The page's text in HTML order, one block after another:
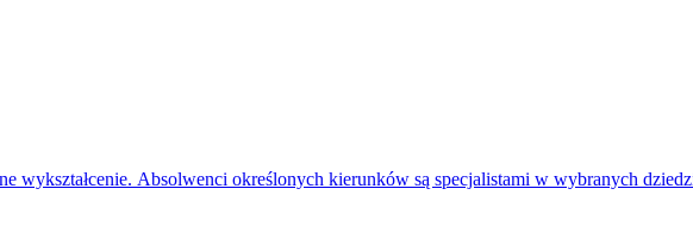
wykształcenie. Absolwenci określonych kierunków są specjalistami w wybranych